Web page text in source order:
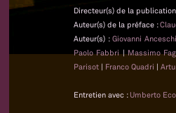
Directeur(s) de la
Auteur(s) de la préface :
Auteur(s) : Giovanni Anceschi
Paolo Fabbri|Massimo
Parisot | Franco Quadri |
Entretien avec : Umberto Eco